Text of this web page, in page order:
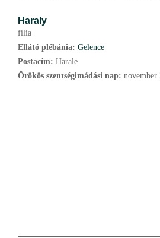
Haraly
filia
Ellátó plébánia: Gelence
Postacím: Harale
Örökös szentségimádási nap: november